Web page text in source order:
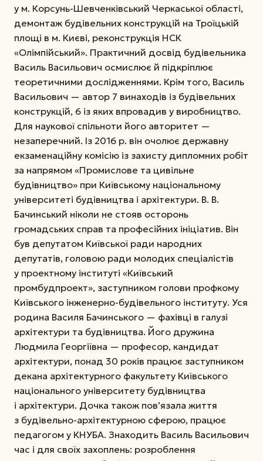
у м. Корсунь-Шевченківський Черкаської області,
демонтаж будівельних конструкцій на Троїцькій
площі в м. Києві, реконструкція НСК
«Олімпійський». Практичний досвід будівельника
Василь Васильович осмислює й підкріплює
теоретичними дослідженнями. Крім того, Василь
Васильович — автор 7 винаходів із будівельних
конструкцій, 6 із яких впровадив у виробництво.
Для наукової спільноти його авторитет —
незаперечний. Із 2016 р. він очолює державну
екзаменаційну комісію із захисту дипломних робіт
за напрямом «Промислове та цивільне
будівництво» при Київському національному
університеті будівництва і архітектури. В. В.
Бачинський ніколи не стояв осторонь
громадських справ та професійних ініціатив. Він
був депутатом Київської ради народних
депутатів, головою ради молодих спеціалістів
у проектному інституті «Київський
промбудпроект», заступником голови профкому
Київського інженерно-будівельного інституту. Уся
родина Василя Бачинського — фахівці в галузі
архітектури та будівництва. Його дружина
Людмила Георгіївна — професор, кандидат
архітектури, понад 30 років працює заступником
декана архітектурного факультету Київського
національного університету будівництва
і архітектури. Дочка також пов’язала життя
з будівельно-архітектурною сферою, працює
педагогом у КНУБА. Знаходить Василь Васильович
час і для своїх захоплень: розроблення